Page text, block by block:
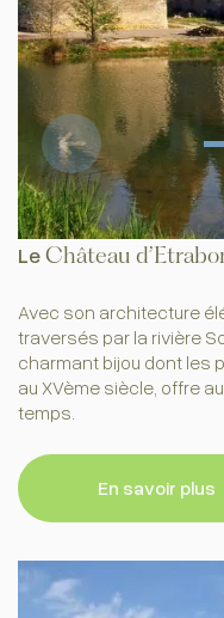
LeChâteau
Avec son architecture
traversés par la rivière
charmant bijou dont les
au XVème siècle, offre
temps.
En savoir plus